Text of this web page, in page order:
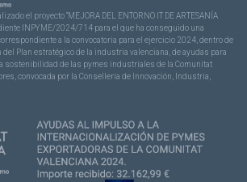
el proyecto “MEJORA DEL ENTORNO IT DE ARTESANÍA
INPYME/2024/714 para el que ha conseguido una
a la convocatoria para el ejercicio 2024, dentro de
del Plan estratégico de la industria valenciana, de ayudas para
sostenibilidad de las pymes industriales de la Comunitat
convocada por la Conselleria de Innovación, Industria,